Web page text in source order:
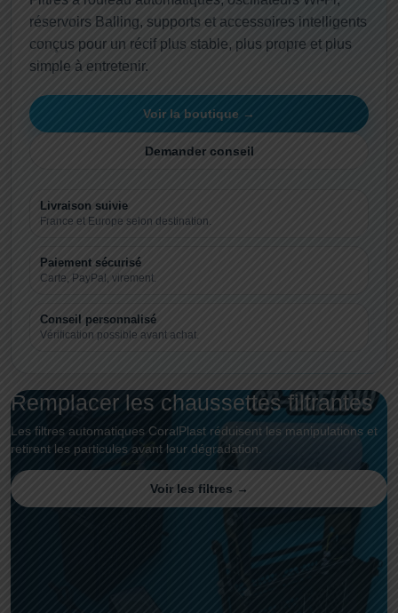
réservoirs Balling, supports et accessoires intelligents
conçus pour un récif plus stable, plus propre et plus
simple à entretenir.
Voir la boutique →
Demander conseil
Livraison suivie
France et Europe selon destination.
Paiement sécurisé
Carte, PayPal, virement.
Conseil personnalisé
Vérification possible avant achat.
Remplacer les chaussettes filtrantes
Les filtres automatiques CoralPlast réduisent les manipulations et
retirent les particules avant leur dégradation.
Voir les filtres →